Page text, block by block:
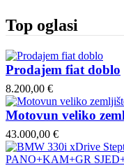
Top oglasi
Prodajem fiat doblo
8.200,00 €
Motovun veliko
43.000,00 €